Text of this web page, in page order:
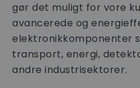
gør det muligt for vore
avancerede og
elektronikkomponenter
transport, energi,
andre industrisektorer.